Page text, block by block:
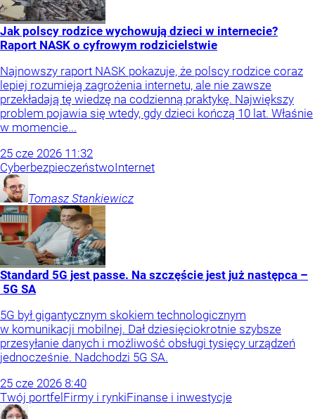
Jak polscy rodzice wychowują dzieci w internecie?
Raport NASK o cyfrowym rodzicielstwie
Najnowszy raport NASK pokazuje, że polscy rodzice coraz
lepiej rozumieją zagrożenia internetu, ale nie zawsze
przekładają tę wiedzę na codzienną praktykę. Największy
problem pojawia się wtedy, gdy dzieci kończą 10 lat. Właśnie
w momencie...
25 cze 2026 11:32
CyberbezpieczeństwoInternet
Tomasz Stankiewicz
Standard 5G jest passe. Na szczęście jest już następca –
5G SA
5G był gigantycznym skokiem technologicznym
w komunikacji mobilnej. Dał dziesięciokrotnie szybsze
przesyłanie danych i możliwość obsługi tysięcy urządzeń
jednocześnie. Nadchodzi 5G SA.
25 cze 2026 8:40
Twój portfel Firmy i rynkiFinanse i inwestycje